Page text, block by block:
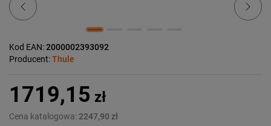
Kod EAN:2000002393092
Producent:Thule
1719,15 zł
Cena katalogowa: 2247,90 zł